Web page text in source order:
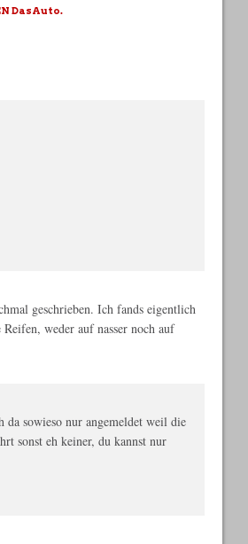
DasAuto.
geschrieben. Ich fands eigentlich
weder auf nasser noch auf
da sowieso nur angemeldet weil die
sonst eh keiner, du kannst nur